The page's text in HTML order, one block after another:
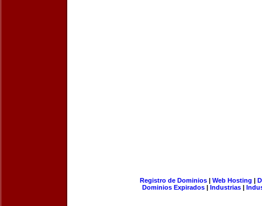
Registro de Dominios| Web Hosting |
Dominios Expirados | Industrias |